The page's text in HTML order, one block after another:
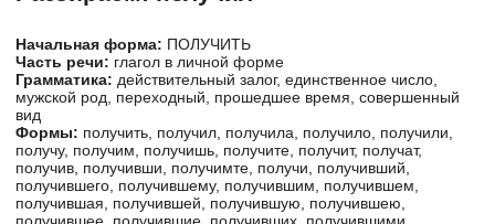
Начальная форма: ПОЛУЧИТЬ
Часть речи: глагол в личной форме
Грамматика: действительный залог, единственное число,
мужской род, переходный, прошедшее время, совершенный
вид
Формы: получить, получил, получила, получило, получили,
получу, получим, получишь, получите, получит, получат,
получив, получивши, получимте, получи, получивший,
получившего, получившему, получившим, получившем,
получившая, получившей, получившую, получившею,